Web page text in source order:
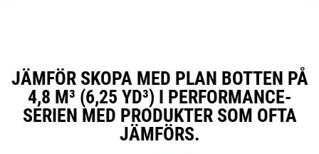
JÄMFÖR SKOPA MED PLAN BOTTEN PÅ
4,8 M³ (6,25 YD³) I PERFORMANCE-
SERIEN MED PRODUKTER SOM OFTA
JÄMFÖRS.